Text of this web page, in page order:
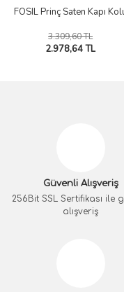
FOSIL Prinç Saten Kapı
3.309,60 TL
2.978,64 TL
Güvenli Alışveriş
256Bit SSL Sertifikası ile
alışveriş